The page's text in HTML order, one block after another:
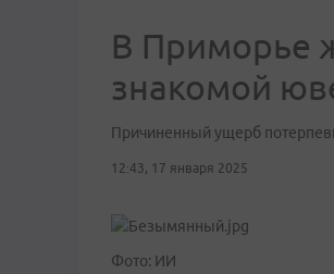
В Приморье
знакомой
Причиненный ущерб
12:43, 17 января 2025
Фото: ИИ